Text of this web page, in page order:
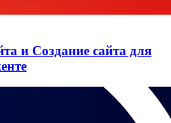
и Создание сайта для